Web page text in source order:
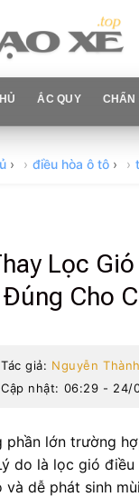
ẮC QUY CHẨN
› điều hòa ô tô ›
Lọc
Cho
Tác giả: Nguyễn
Cập nhật: 06:29 - 24/
phần lớn trường
do là lọc gió điều
và dễ phát sinh